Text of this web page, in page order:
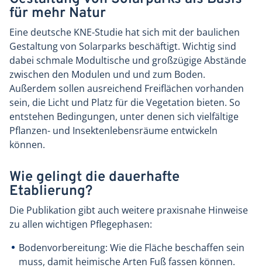
für mehr Natur
Eine deutsche KNE-Studie hat sich mit der baulichen
Gestaltung von Solarparks beschäftigt. Wichtig sind
dabei schmale Modultische und großzügige Abstände
zwischen den Modulen und und zum Boden.
Außerdem sollen ausreichend Freiflächen vorhanden
sein, die Licht und Platz für die Vegetation bieten. So
entstehen Bedingungen, unter denen sich vielfältige
Pflanzen- und Insektenlebensräume entwickeln
können.
Wie gelingt die dauerhafte
Etablierung?
Die Publikation gibt auch weitere praxisnahe Hinweise
zu allen wichtigen Pflegephasen:
Bodenvorbereitung: Wie die Fläche beschaffen sein
muss, damit heimische Arten Fuß fassen können.